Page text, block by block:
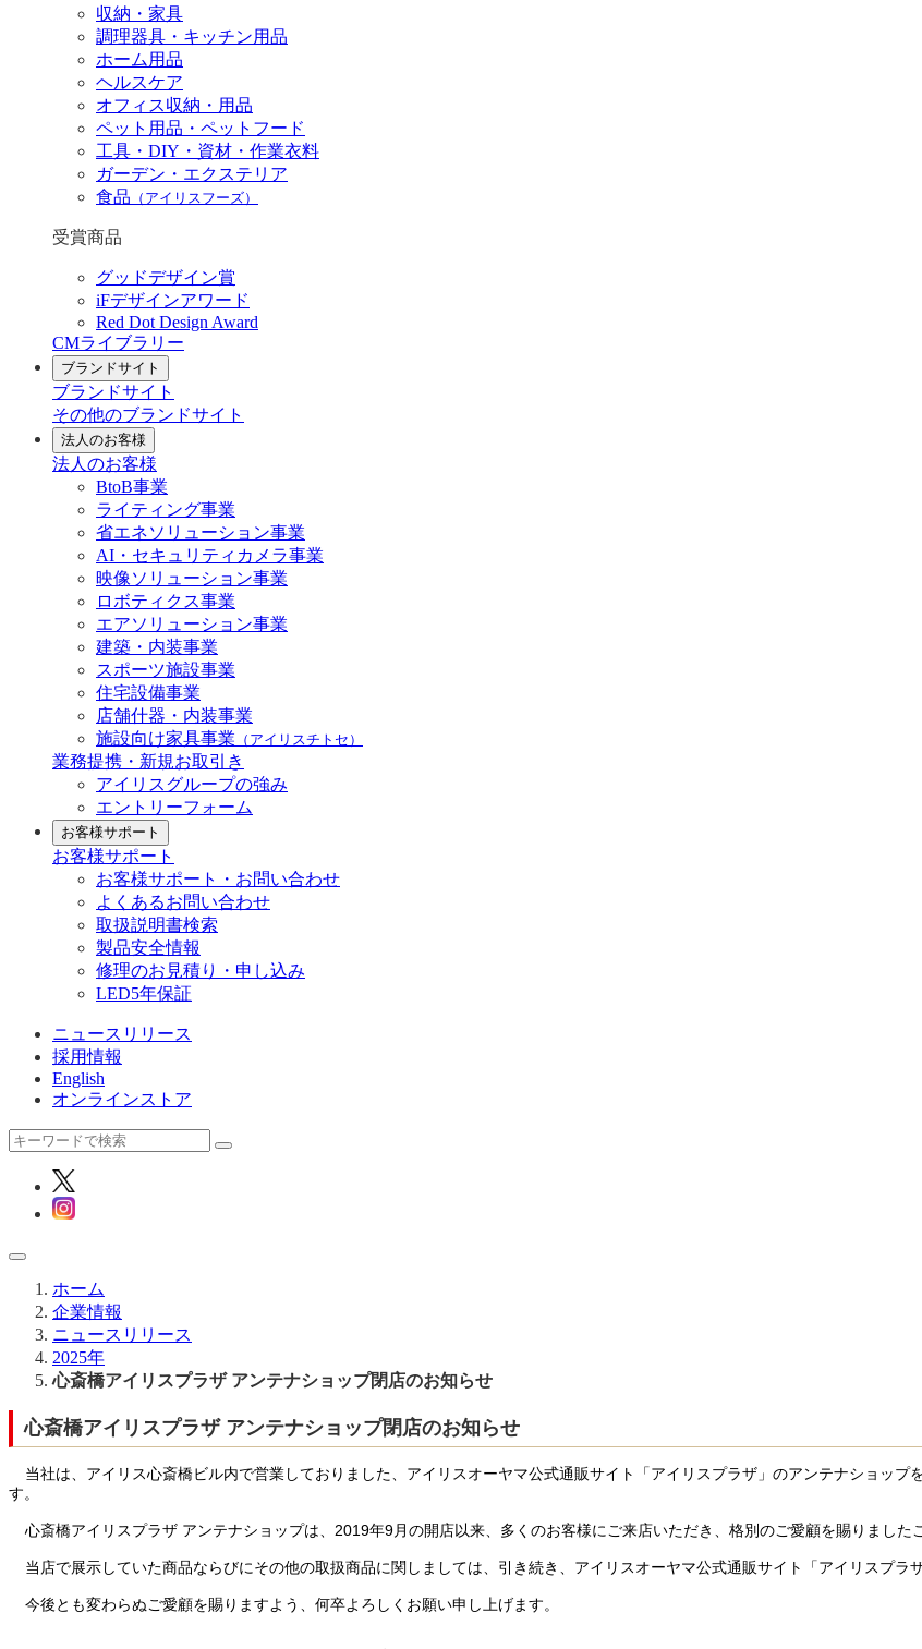
収納・家具
調理器具・キッチン用品
ホーム用品
ヘルスケア
オフィス収納・用品
ペット用品・ペットフード
工具・DIY・資材・作業衣料
ガーデン・エクステリア
食品 （アイリスフーズ）
受賞商品
グッドデザイン賞
iFデザインアワード
Red Dot Design Award
CMライブラリー
ブランドサイト
ブランドサイト
その他のブランドサイト
法人のお客様
法人のお客様
BtoB事業
ライティング事業
省エネソリューション事業
AI・セキュリティカメラ事業
映像ソリューション事業
ロボティクス事業
エアソリューション事業
建築・内装事業
スポーツ施設事業
住宅設備事業
店舗什器・内装事業
施設向け家具事業 （アイリスチトセ）
業務提携・新規お取引き
アイリスグループの強み
エントリーフォーム
お客様サポート
お客様サポート
お客様サポート・お問い合わせ
よくあるお問い合わせ
取扱説明書検索
製品安全情報
修理のお見積り・申し込み
LED5年保証
ニュースリリース
採用情報
English
オンラインストア
ホーム
企業情報
ニュースリリース
2025年
心斎橋アイリスプラザ アンテナショップ閉店のお知らせ
心斎橋アイリスプラザ アンテナショップ閉店のお知らせ
当社は、アイリス心斎橋ビル内で営業しておりました、アイリスオーヤマ公式通販サイト「アイリスプラザ」のアンテナショッ
す。
心斎橋アイリスプラザ アンテナショップは、2019年9月の開店以来、多くのお客様にご来店いただき、格別のご愛顧を賜りました
当店で展示していた商品ならびにその他の取扱商品に関しましては、引き続き、アイリスオーヤマ公式通販サイト「アイリスプラ
今後とも変わらぬご愛顧を賜りますよう、何卒よろしくお願い申し上げます。